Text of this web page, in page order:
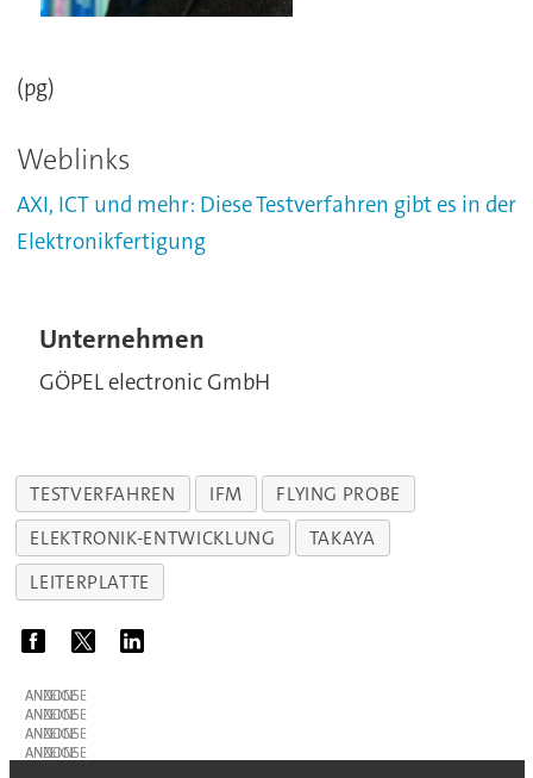
(pg)
Weblinks
AXI, ICT und mehr: Diese Testverfahren gibt es in der
Elektronikfertigung
Unternehmen
GÖPEL electronic GmbH
TESTVERFAHREN IFM
FLYING PROBE
ELEKTRONIK-ENTWICKLUNG
TAKAYA
LEITERPLATTE
ANZEIGE
ANZEIGE
ANZEIGE
ANZEIGE